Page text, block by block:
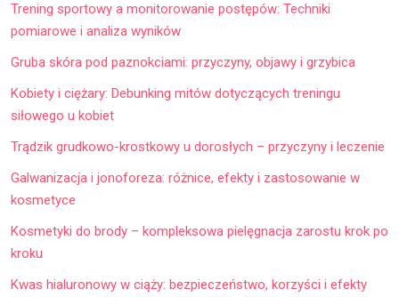
Trening sportowy a monitorowanie postępów: Techniki
pomiarowe i analiza wyników
Gruba skóra pod paznokciami: przyczyny, objawy i grzybica
Kobiety i ciężary: Debunking mitów dotyczących treningu
siłowego u kobiet
Trądzik grudkowo-krostkowy u dorosłych – przyczyny i leczenie
Galwanizacja i jonoforeza: różnice, efekty i zastosowanie w
kosmetyce
Kosmetyki do brody – kompleksowa pielęgnacja zarostu krok po
kroku
Kwas hialuronowy w ciąży: bezpieczeństwo, korzyści i efekty